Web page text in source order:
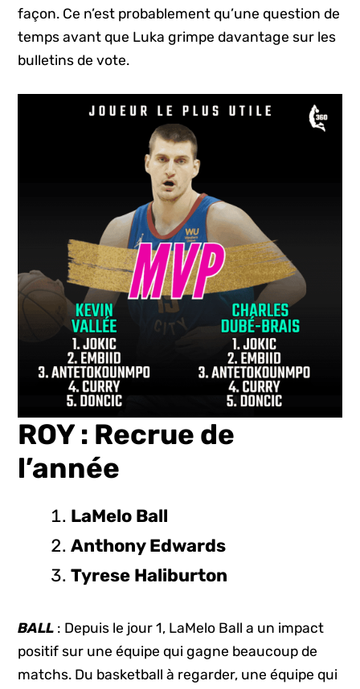
façon. Ce n’est probablement qu’une question de
temps avant que Luka grimpe davantage sur les
bulletins de vote.
ROY : Recrue de
l’année
LaMelo Ball
Anthony Edwards
Tyrese Haliburton
BALL : Depuis le jour 1, LaMelo Ball a un impact
positif sur une équipe qui gagne beaucoup de
matchs. Du basketball à regarder, une équipe qui